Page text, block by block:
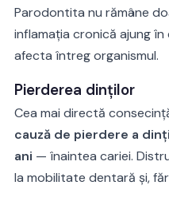
Parodontita nu rămâne
inflamația cronică ajung
afecta întreg organismul.
Pierderea dinților
Cea mai directă
cauză de pierdere a
ani — înaintea cariei.
la mobilitate dentară și,